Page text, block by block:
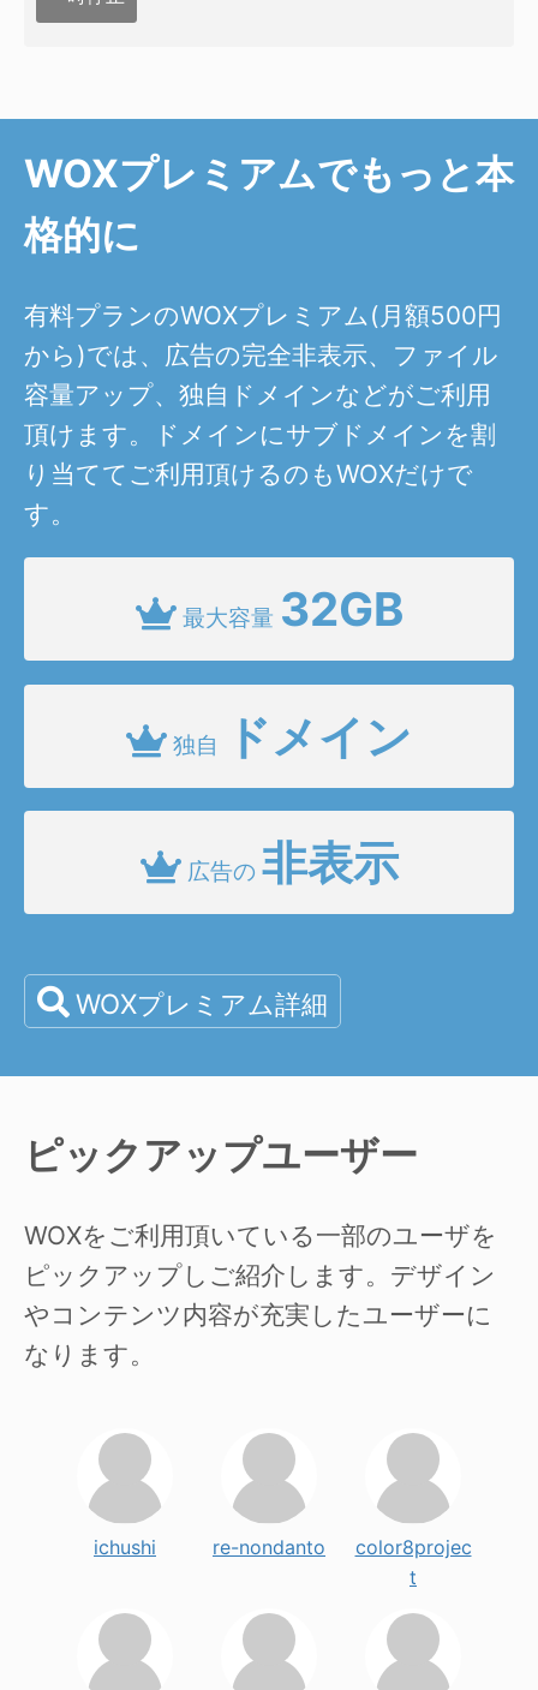
WOXプレミアムでもっと本
格的に
有料プランのWOXプレミアム(月額500円
から)では、広告の完全非表示、ファイル
容量アップ、独自ドメインなどがご利用
頂けます。ドメインにサブドメインを割
り当ててご利用頂けるのもWOXだけで
す。
最大容量 32GB
独自 ドメイン
広告の 非表示
WOXプレミアム詳細
ピックアップユーザー
WOXをご利用頂いている一部のユーザを
ピックアップしご紹介します。デザイン
やコンテンツ内容が充実したユーザーに
なります。
ichushi re-nondanto
color8projec
t